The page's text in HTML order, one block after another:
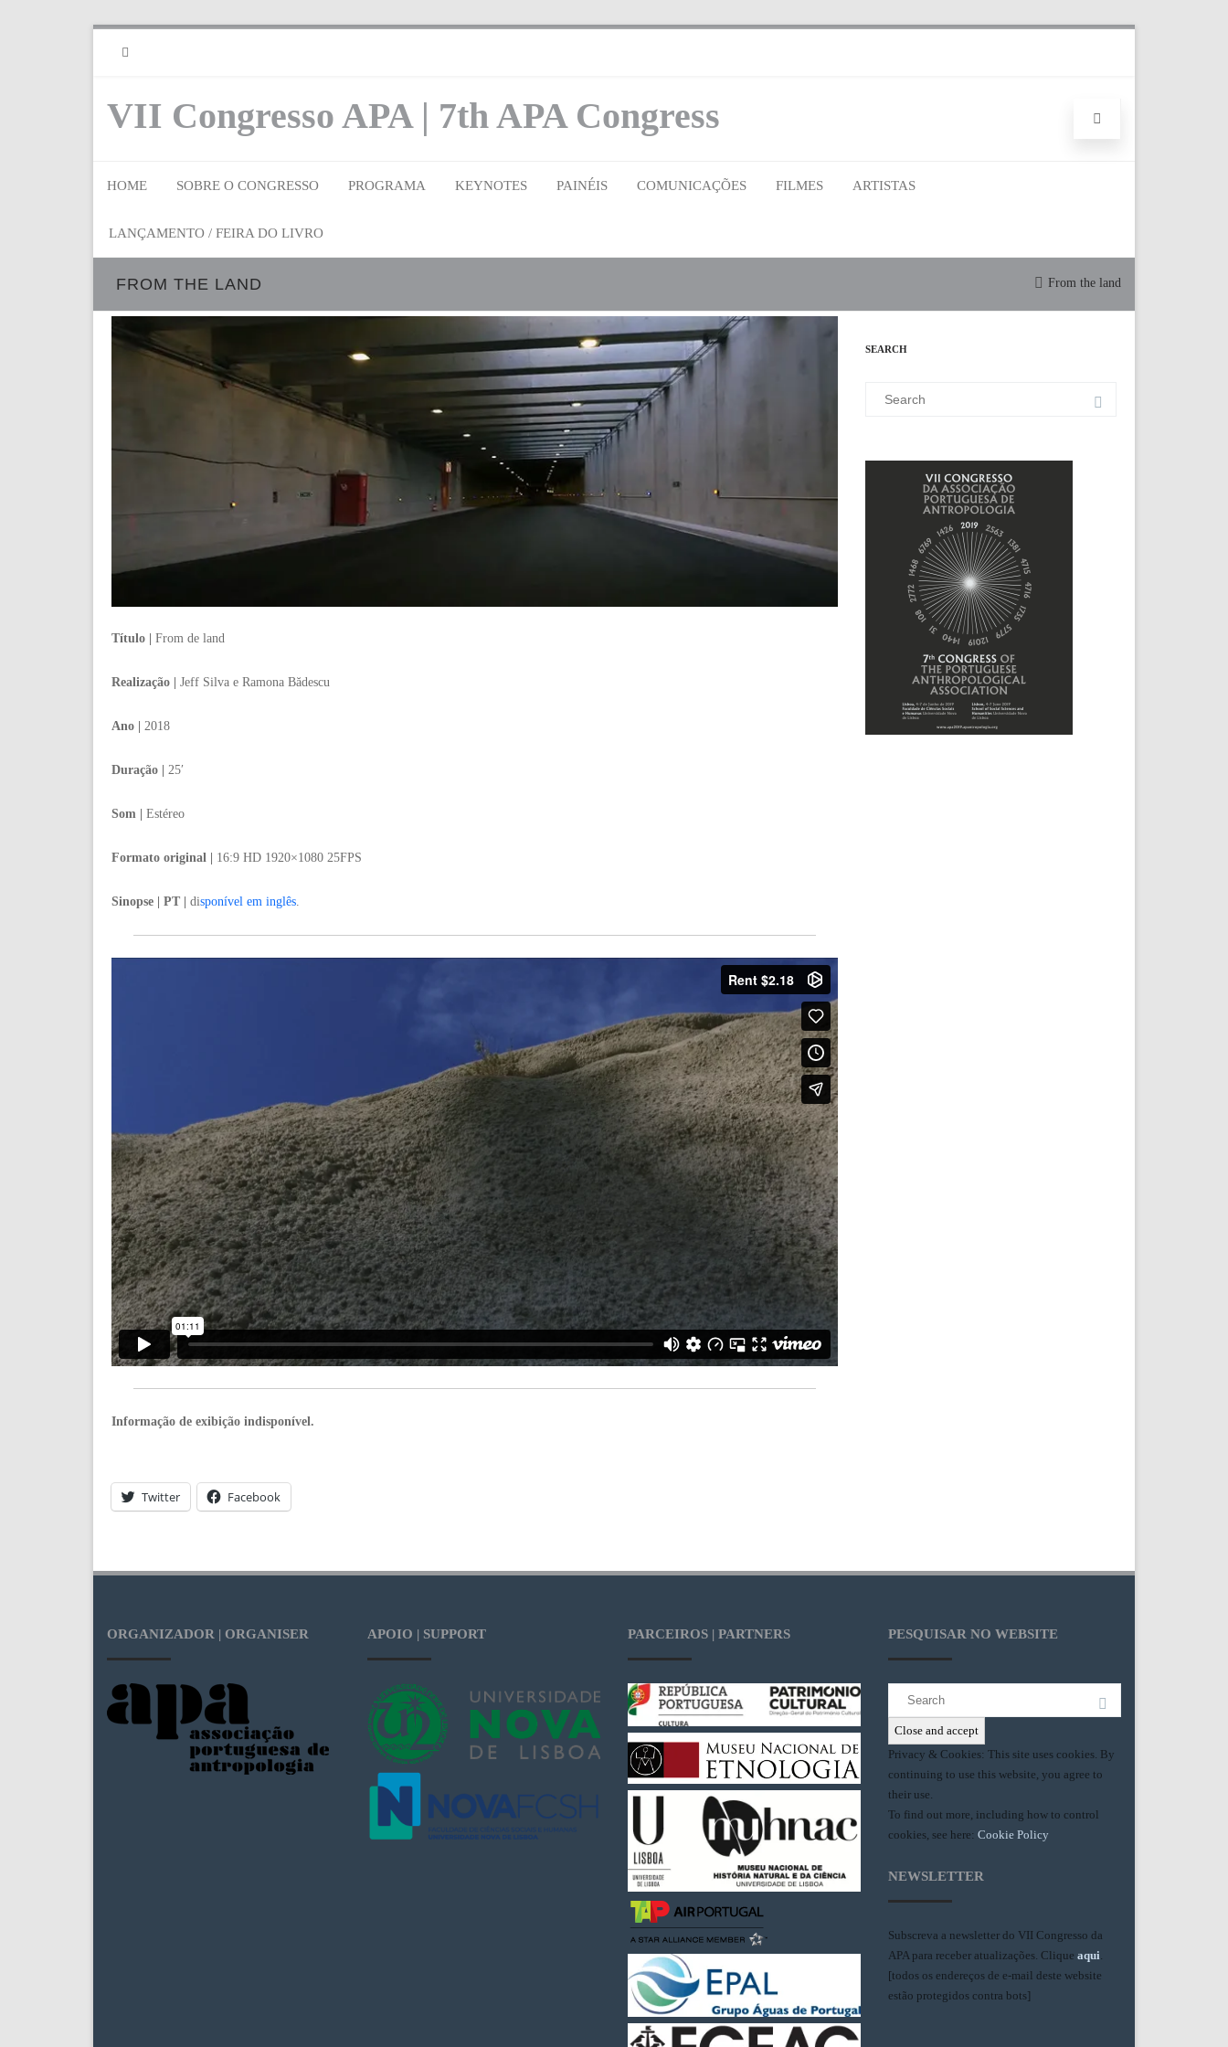
VII Congresso APA | 7th APA Congress
HOME SOBRE O CONGRESSO PROGRAMA KEYNOTES PAINÉIS COMUNICAÇÕES FILMES ARTISTAS
LANÇAMENTO / FEIRA DO LIVRO
FROM THE LAND From the land
Título | From de land
Realização | Jeff Silva e Ramona Bădescu
Ano | 2018
Duração | 25′
Som | Estéreo
Formato original | 16:9 HD 1920×1080 25FPS
Sinopse | PT | disponível em inglês
Informação de exibição indisponível.
Twitter Facebook
SEARCH
ORGANIZADOR | ORGANISER APOIO | SUPPORT PARCEIROS | PARTNERS PESQUISAR NO WEBSITE
Privacy & Cookies: This site uses cookies. By
continuing to use this website, you agree to
their use.
To find out more, including how to control
cookies, see here: Cookie Policy
NEWSLETTER
Subscreva a newsletter do VII Congresso da
APA para receber atualizações. Clique aqui
[todos os endereços de e-mail deste website
estão protegidos contra bots]